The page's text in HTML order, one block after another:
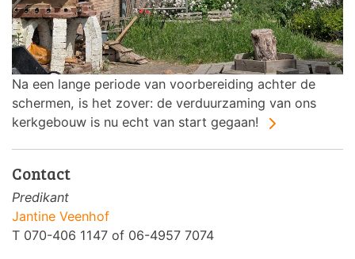
Na een lange periode van voorbereiding achter de
schermen, is het zover: de verduurzaming van ons
kerkgebouw is nu echt van start gegaan!
Contact
Predikant
Jantine Veenhof
T 070-406 1147 of 06-4957 7074